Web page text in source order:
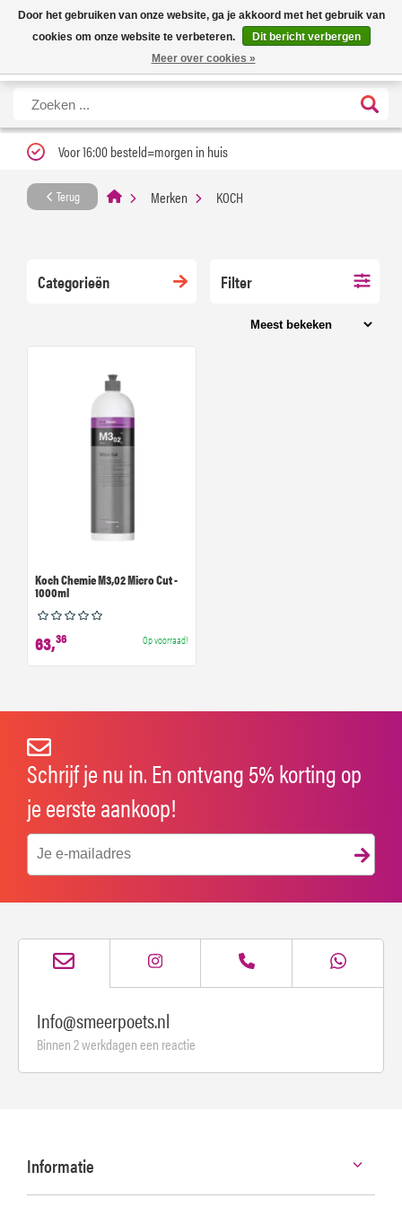
Nieuwe levertijd: 1 tot 3 werkdagen | Nu 25% korting op gehele assortiment
Carfume met kortingscode ''verfrissend''
X
Voor 16:00 besteld=morgen in huis
Terug Merken KOCH
Categorieën Filter
Koch Chemie M3,02 Micro Cut -
1000ml
63,36 Op voorraad!
Schrijf je nu in. En ontvang 5% korting op
je eerste aankoop!
Info@smeerpoets.nl
Binnen 2 werkdagen een reactie
Informatie
Door het gebruiken van onze website, ga je akkoord met het gebruik van
cookies om onze website te verbeteren.
Dit bericht verbergen
Meer over cookies »